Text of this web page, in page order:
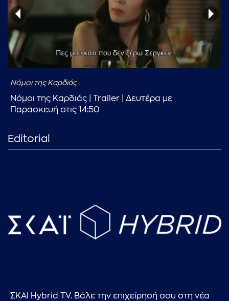
...πληκτρολογήστε κείμενο προς αναζήτηση
Νόμοι της Καρδιάς
Νόμοι της Καρδιάς | Trailer | Δευτέρα με
Παρασκευή στις 14:50
Editorial
ΣΚΑΙ Hybrid TV. Βάλε την επιχείρησή σου στη νέα